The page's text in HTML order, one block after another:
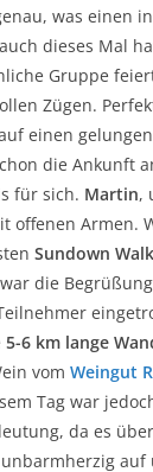
was einen
dieses Mal
Gruppe
Zügen.
einen
die Ankunft
für sich. Martin,
offenen Armen.
Sundown
die
5-6 km lange
vom Weingut
Tag war
da es über